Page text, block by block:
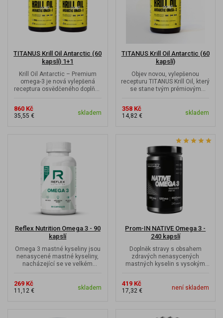
TITANUS Krill Oil Antarctic (60
kapslí) 1+1
Krill Oil Antarctic – Premium
omega-3 je nová vylepšená
receptura osvědčeného doplňku
860 Kč
35,55 € skladem
TITANUS Krill Oil Antarctic (60
kapslí)
Objev novou, vylepšenou
recepturu TITANUS Krill Oil, který
se stane tvým prémiovým
358 Kč
14,82 € skladem
Reflex Nutrition Omega 3 - 90
kapslí
Omega 3 mastné kyseliny jsou
nenasycené mastné kyseliny,
nacházející se ve velkém
269 Kč
11,12 € skladem
Prom-IN NATIVE Omega 3 -
240 kapslí
Doplněk stravy s obsahem
zdravých nenasycených
mastných kyselin s vysokým
419 Kč
17,32 € není skladem